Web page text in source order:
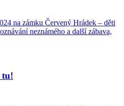
na zámku Červený Hrádek – děti
neznámého a další zábava,
tu!